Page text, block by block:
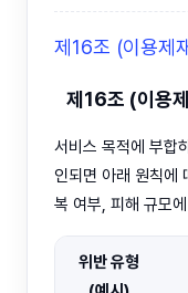
제16조 (이용제
제16조 (이용
서비스 목적에 부합
인되면 아래 원칙에
복 여부, 피해 규모
위반 유형